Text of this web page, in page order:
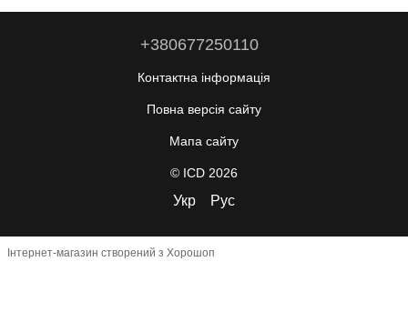
+380677250110
Контактна інформація
Повна версія сайту
Мапа сайту
© ICD 2026
Укр Рус
Інтернет-магазин створений з Хорошоп